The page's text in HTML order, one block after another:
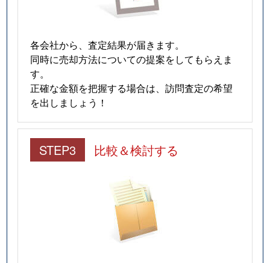
各会社から、査定結果が届きます。
同時に売却方法についての提案をしてもらえま
す。
正確な金額を把握する場合は、訪問査定の希望
を出しましょう！
STEP3 比較＆検討する